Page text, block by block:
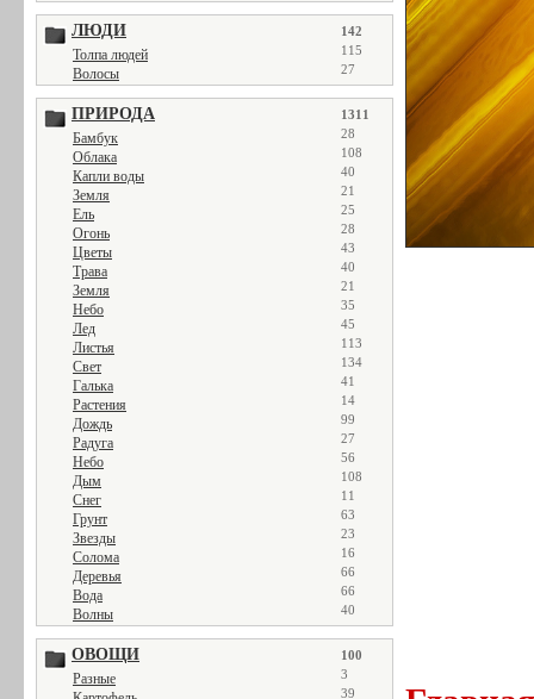
ЛЮДИ 142
Толпа людей 115
Волосы 27
ПРИРОДА 1311
Бамбук 28
Облака 108
Капли воды 40
Земля 21
Ель 25
Огонь 28
Цветы 43
Трава 40
Земля 21
Небо 35
Лед 45
Листья 113
Свет 134
Галька 41
Растения 14
Дождь 99
Радуга 27
Небо 56
Дым 108
Снег 11
Грунт 63
Звезды 23
Солома 16
Деревья 66
Вода 66
Волны 40
ОВОЩИ 100
Разные 3
39